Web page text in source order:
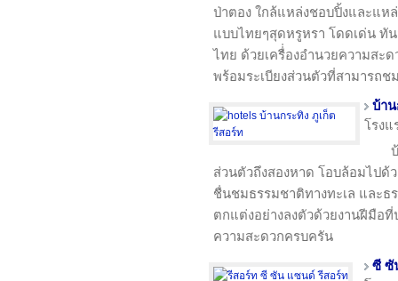
ป่าตอง ใกล้แหล่งชอบปิ้งและแห
แบบไทยๆสุดหรูหรา โดดเด่น
ไทย ด้วยเครื่่องอำนวยความสะ
พร้อมระเบียงส่วนตัวที่สามารถช
บ้าน
โรง
ส่วนตัวถึงสองหาด โอบล้อมไปด้
ชื่นชมธรรมชาติทางทะเล และธ
ตกแต่งอย่างลงตัวด้วยงานฝีมือ
ความสะดวกครบครัน
ซี ซั